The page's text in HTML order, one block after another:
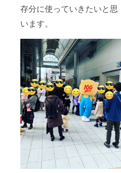
存分に使っていきたいと思
います。